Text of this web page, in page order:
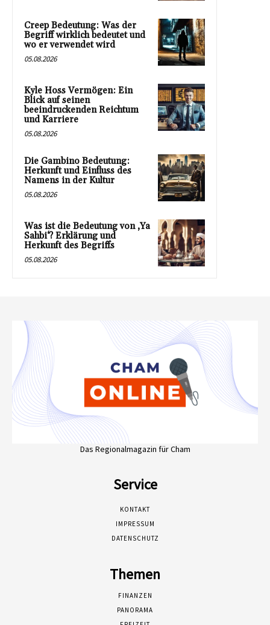
Creep Bedeutung: Was der
Begriff wirklich bedeutet und
wo er verwendet wird
05.08.2026
Kyle Hoss Vermögen: Ein
Blick auf seinen
beeindruckenden Reichtum
und Karriere
05.08.2026
Die Gambino Bedeutung:
Herkunft und Einfluss des
Namens in der Kultur
05.08.2026
Was ist die Bedeutung von ‚Ya
Sahbi‘? Erklärung und
Herkunft des Begriffs
05.08.2026
Das Regionalmagazin für Cham
Service
KONTAKT
IMPRESSUM
DATENSCHUTZ
Themen
FINANZEN
PANORAMA